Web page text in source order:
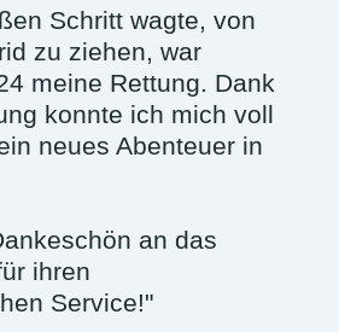
Schritt wagte, von
zu ziehen, war
meine Rettung. Dank
konnte ich mich voll
neues Abenteuer in
an das
ihren
Service!"